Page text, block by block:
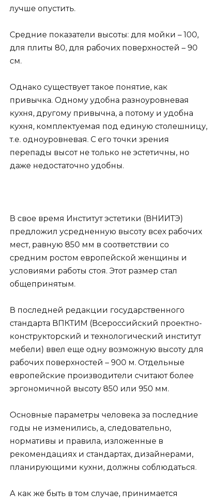
лучше опустить.
Средние показатели высоты: для мойки – 100,
для плиты 80, для рабочих поверхностей – 90
см.
Однако существует такое понятие, как
привычка. Одному удобна разноуровневая
кухня, другому привычна, а потому и удобна
кухня, комплектуемая под единую столешницу,
т.е. одноуровневая. С его точки зрения
перепады высот не только не эстетичны, но
даже недостаточно удобны.
В свое время Институт эстетики (ВНИИТЭ)
предложил усредненную высоту всех рабочих
мест, равную 850 мм в соответствии со
средним ростом европейской женщины и
условиями работы стоя. Этот размер стал
общепринятым.
В последней редакции государственного
стандарта ВПКТИМ (Всероссийский проектно-
конструкторский и технологический институт
мебели) ввел еще одну возможную высоту для
рабочих поверхностей – 900 м. Отдельные
европейские производители считают более
эргономичной высоту 850 или 950 мм.
Основные параметры человека за последние
годы не изменились, а, следовательно,
нормативы и правила, изложенные в
рекомендациях и стандартах, дизайнерами,
планирующими кухни, должны соблюдаться.
А как же быть в том случае, принимается